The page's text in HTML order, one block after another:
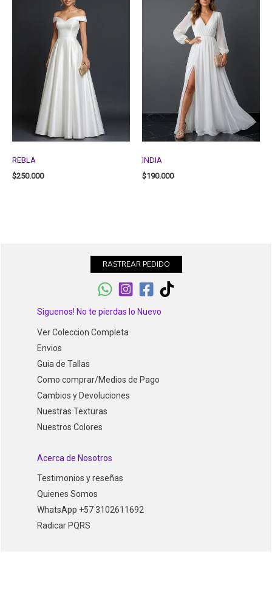
REBLA
$250.000
INDIA
$190.000
RASTREAR PEDIDO
Siguenos! No te pierdas lo Nuevo
Ver Coleccion Completa
Envios
Guia de Tallas
Como comprar/Medios de Pago
Cambios y Devoluciones
Nuestras Texturas
Nuestros Colores
Acerca de Nosotros
Testimonios y reseñas
Quienes Somos
WhatsApp +57 3102611692
Radicar PQRS